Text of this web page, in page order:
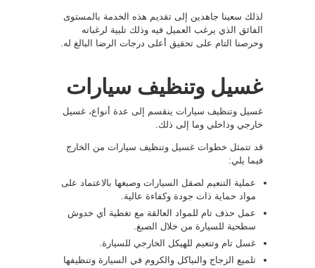
لذلك سعينا جاهدين إلى تقديم هذه الخدمة بالمستوى
الفائق الذي يرغب العميل فيه وذلك تلبية لرغباته
وحرصنا التام على تحقيق أعلى درجات الرضا البالغ له.
غسيل وتنظيف سيارات
غسيل وتنظيف سيارات ينقسم إلى عدة أنواع، غسيل
خارجي وداخلي وما إلى ذلك.
قد تتمثل خطوات غسيل وتنظيف سيارات من الخارج
فيما يلي:
عملية التنعيم لصقل السيارات وصبغها بالاعتماد على
مواد حماية ذات جودة وكفاءة عالية.
عمل حذف تام للمواد العالقة مع تغطية أي خدوش
سطحية للسيارة من خلال الصبغ.
غسل تام وتنعيم للهيكل الخارجي للسيارة.
تلميع الزجاج والنياكل والكروم في السيارة وتنظيفها